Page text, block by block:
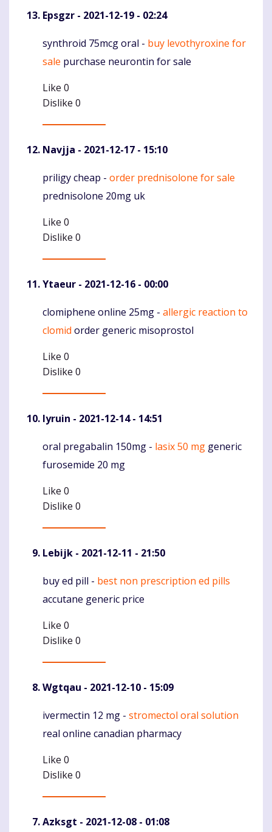
Epsgzr - 2021-12-19 - 02:24
Komentaras
synthroid 75mcg oral - buy levothyroxine for
sale purchase neurontin for sale
Like 0
Dislike 0
Navjja - 2021-12-17 - 15:10
Komentaras
priligy cheap - order prednisolone for sale
prednisolone 20mg uk
Like 0
Dislike 0
Ytaeur - 2021-12-16 - 00:00
Komentaras
clomiphene online 25mg - allergic reaction to
clomid order generic misoprostol
Like 0
Dislike 0
Iyruin - 2021-12-14 - 14:51
Komentaras
oral pregabalin 150mg - lasix 50 mg generic
furosemide 20 mg
Like 0
Dislike 0
Lebijk - 2021-12-11 - 21:50
Komentaras
buy ed pill - best non prescription ed pills
accutane generic price
Like 0
Dislike 0
Wgtqau - 2021-12-10 - 15:09
Komentaras
ivermectin 12 mg - stromectol oral solution
real online canadian pharmacy
Like 0
Dislike 0
Azksgt - 2021-12-08 - 01:08